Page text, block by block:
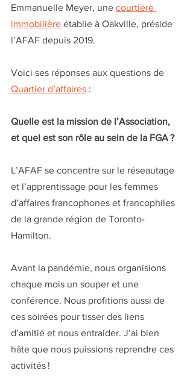
Emmanuelle Meyer, une courtière
immobilière établie à Oakville, préside
l’AFAF depuis 2019.
Voici ses réponses aux questions de
Quartier d’affaires :
Quelle est la mission de l’Association,
et quel est son rôle au sein de la FGA ?
L’AFAF se concentre sur le réseautage
et l’apprentissage pour les femmes
d’affaires francophones et francophiles
de la grande région de Toronto-
Hamilton.
Avant la pandémie, nous organisions
chaque mois un souper et une
conférence. Nous profitions aussi de
ces soirées pour tisser des liens
d’amitié et nous entraider. J’ai bien
hâte que nous puissions reprendre ces
activités !